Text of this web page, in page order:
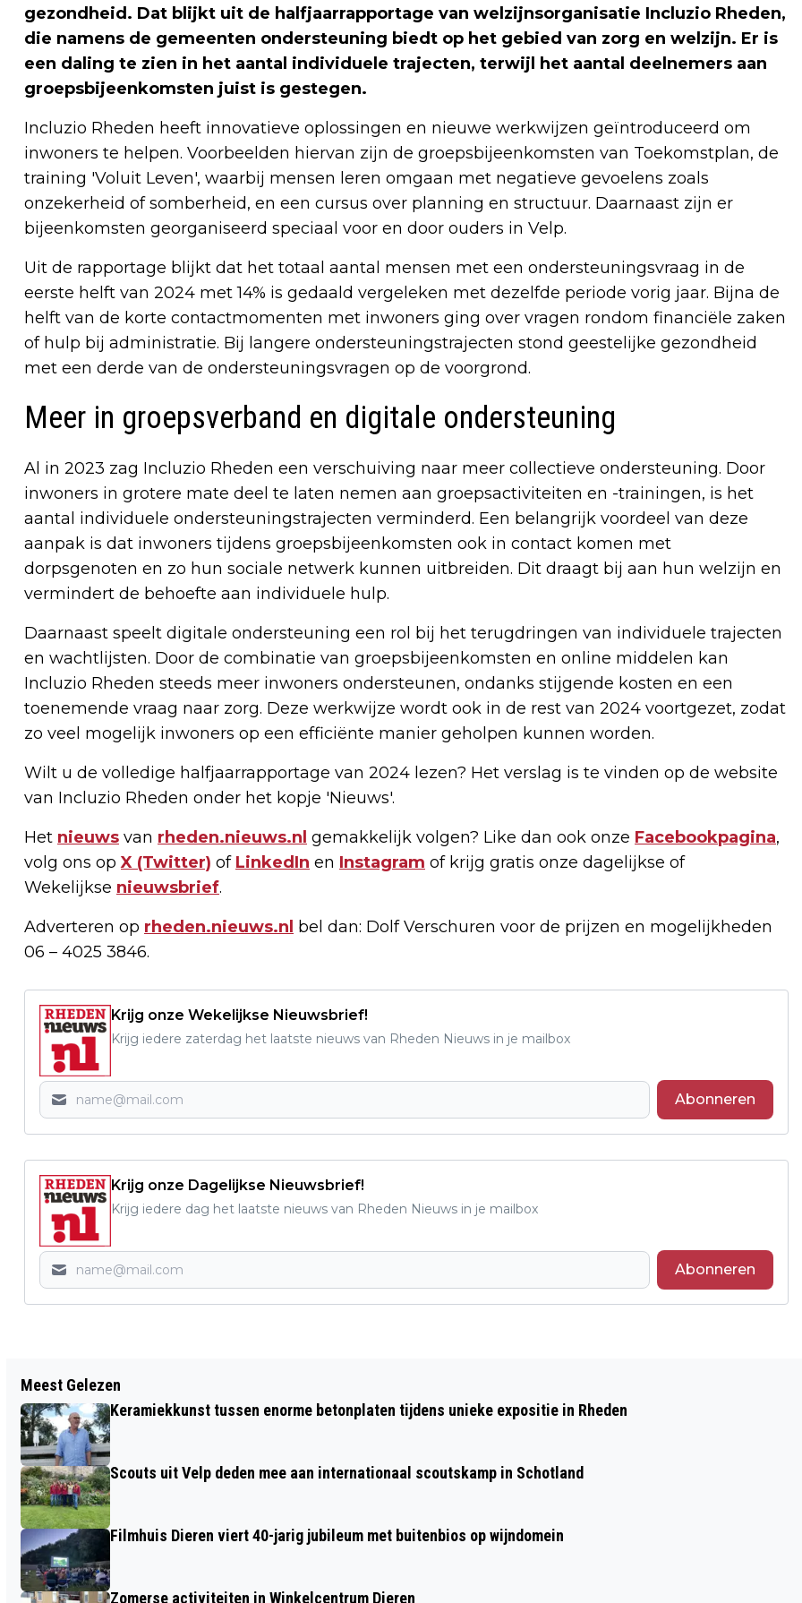
gezondheid. Dat blijkt uit de halfjaarrapportage van welzijnsorganisatie Incluzio Rheden,
die namens de gemeenten ondersteuning biedt op het gebied van zorg en welzijn. Er is
een daling te zien in het aantal individuele trajecten, terwijl het aantal deelnemers aan
groepsbijeenkomsten juist is gestegen.
Incluzio Rheden heeft innovatieve oplossingen en nieuwe werkwijzen geïntroduceerd om
inwoners te helpen. Voorbeelden hiervan zijn de groepsbijeenkomsten van Toekomstplan, de
training 'Voluit Leven', waarbij mensen leren omgaan met negatieve gevoelens zoals
onzekerheid of somberheid, en een cursus over planning en structuur. Daarnaast zijn er
bijeenkomsten georganiseerd speciaal voor en door ouders in Velp.
Uit de rapportage blijkt dat het totaal aantal mensen met een ondersteuningsvraag in de
eerste helft van 2024 met 14% is gedaald vergeleken met dezelfde periode vorig jaar. Bijna de
helft van de korte contactmomenten met inwoners ging over vragen rondom financiële zaken
of hulp bij administratie. Bij langere ondersteuningstrajecten stond geestelijke gezondheid
met een derde van de ondersteuningsvragen op de voorgrond.
Meer in groepsverband en digitale ondersteuning
Al in 2023 zag Incluzio Rheden een verschuiving naar meer collectieve ondersteuning. Door
inwoners in grotere mate deel te laten nemen aan groepsactiviteiten en -trainingen, is het
aantal individuele ondersteuningstrajecten verminderd. Een belangrijk voordeel van deze
aanpak is dat inwoners tijdens groepsbijeenkomsten ook in contact komen met
dorpsgenoten en zo hun sociale netwerk kunnen uitbreiden. Dit draagt bij aan hun welzijn en
vermindert de behoefte aan individuele hulp.
Daarnaast speelt digitale ondersteuning een rol bij het terugdringen van individuele trajecten
en wachtlijsten. Door de combinatie van groepsbijeenkomsten en online middelen kan
Incluzio Rheden steeds meer inwoners ondersteunen, ondanks stijgende kosten en een
toenemende vraag naar zorg. Deze werkwijze wordt ook in de rest van 2024 voortgezet, zodat
zo veel mogelijk inwoners op een efficiënte manier geholpen kunnen worden.
Wilt u de volledige halfjaarrapportage van 2024 lezen? Het verslag is te vinden op de website
van Incluzio Rheden onder het kopje 'Nieuws'.
Het nieuws van rheden.nieuws.nl gemakkelijk volgen? Like dan ook onze Facebookpagina,
volg ons opX (Twitter) of LinkedIn en Instagram of krijg gratis onze dagelijkse of
Wekelijkse nieuwsbrief.
Adverteren op rheden.nieuws.nl bel dan: Dolf Verschuren voor de prijzen en mogelijkheden
06 – 4025 3846.
Krijg onze Wekelijkse Nieuwsbrief!
Krijg iedere zaterdag het laatste nieuws van Rheden Nieuws in je mailbox
Abonneren
Krijg onze Dagelijkse Nieuwsbrief!
Krijg iedere dag het laatste nieuws van Rheden Nieuws in je mailbox
Abonneren
WORKSHOP STIPWERK BIJ
ONTMOETINGSCENTRUM DE PAPERCLIP
TE VELP
DORPSKERK SPANKEREN
Meest Gelezen
Keramiekkunst tussen enorme betonplaten tijdens unieke expositie in Rheden
Scouts uit Velp deden mee aan internationaal scoutskamp in Schotland
Filmhuis Dieren viert 40-jarig jubileum met buitenbios op wijndomein
Zomerse activiteiten in Winkelcentrum Dieren